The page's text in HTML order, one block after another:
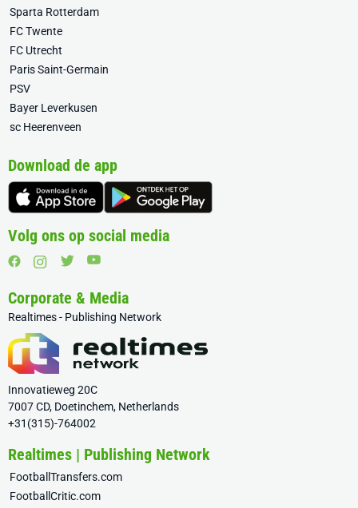
Sparta Rotterdam
FC Twente
FC Utrecht
Paris Saint-Germain
PSV
Bayer Leverkusen
sc Heerenveen
Download de app
Volg ons op social media
Corporate & Media
Realtimes - Publishing Network
Innovatieweg 20C
7007 CD, Doetinchem, Netherlands
+31(315)-764002
Realtimes | Publishing Network
FootballTransfers.com
FootballCritic.com